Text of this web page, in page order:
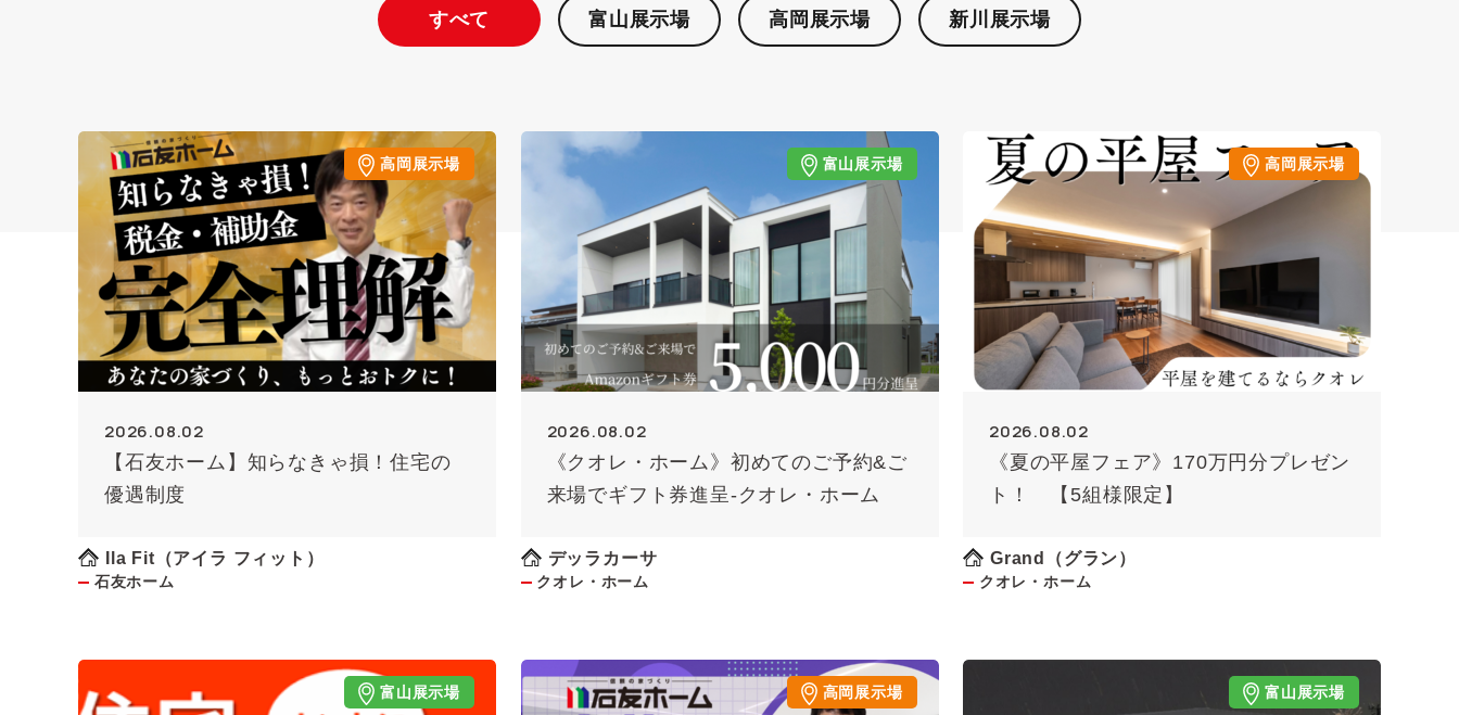
すべて 富山展示場 高岡展示場 新川展示場
高岡展示場
2026.08.02
【石友ホーム】知らなきゃ損！住宅の
優遇制度
Ila Fit（アイラ フィット）
石友ホーム
富山展示場
2026.08.02
《クオレ・ホーム》初めてのご予約&ご
来場でギフト券進呈-クオレ・ホーム
デッラカーサ
クオレ・ホーム
高岡展示場
2026.08.02
《夏の平屋フェア》170万円分プレゼン
ト！ 【5組様限定】
Grand（グラン）
クオレ・ホーム
富山展示場 高岡展示場 富山展示場